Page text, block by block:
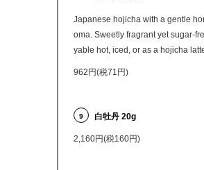
Japanese hojicha with a gentle
oma. Sweetly fragrant yet sugar-
yable hot, iced, or as a hojicha
962円(税71円)
9 白牡丹 20g
2,160円(税160円)